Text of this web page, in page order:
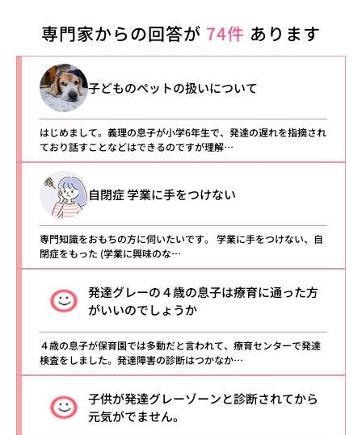
専門家からの回答が 74件 あります
子どものペットの扱いについて
はじめまして。義理の息子が小学6年生で、発達の遅れを指摘され
ており話すことなどはできるのですが理解…
自閉症 学業に手をつけない
専門知識をおもちの方に伺いたいです。 学業に手をつけない、自
閉症をもった (学業に興味のな…
発達グレーの４歳の息子は療育に通った方
がいいのでしょうか
４歳の息子が保育園では多動だと言われて、療育センターで発達
検査をしました。発達障害の診断はつかなか…
子供が発達グレーゾーンと診断されてから
元気がでません。